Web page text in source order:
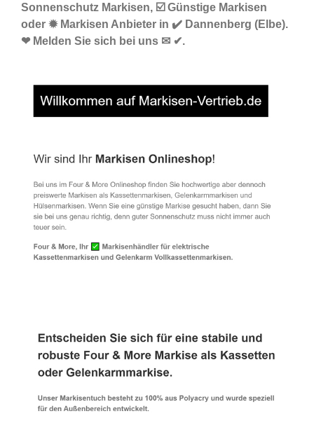
Sonnenschutz Markisen, ☑️ Günstige Markisen
oder ✹ Markisen Anbieter in ✔️ Dannenberg (Elbe).
❤ Melden Sie sich bei uns ✉ ✔.